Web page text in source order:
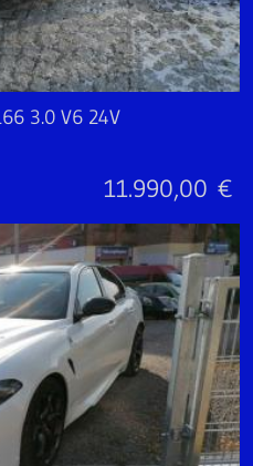
3.0 V6 24V
11.990,00 €